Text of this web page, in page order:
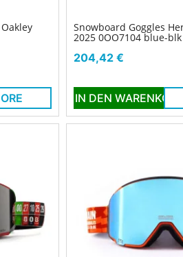
Snowboard Goggles
2025 0OO7104 blue-blk
Preis
204,42 €
IN DEN WARENKORB